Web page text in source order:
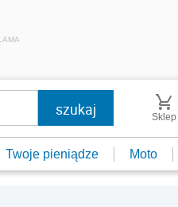
Sklep
Twoje pieniądze Moto